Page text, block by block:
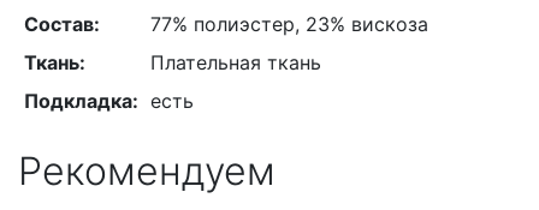
Состав:
77% полиэстер, 23% вискоза
Ткань:
Плательная ткань
Подкладка: есть
Рекомендуем